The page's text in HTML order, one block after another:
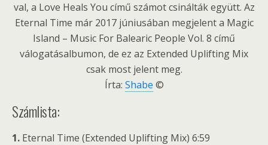
val, a Love Heals You című számot csinálták együtt. Az
Eternal Time már 2017 júniusában megjelent a Magic
Island – Music For Balearic People Vol. 8 című
válogatásalbumon, de ez az Extended Uplifting Mix
csak most jelent meg.
Írta: Shabe ©
Számlista:
1. Eternal Time (Extended Uplifting Mix) 6:59